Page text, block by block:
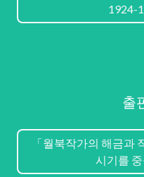
1924-
출
「월북작가의 해금과
시기를